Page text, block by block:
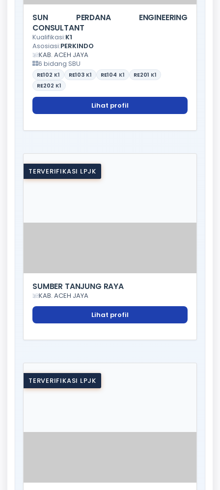
SUN PERDANA ENGINEERING
CONSULTANT
Kualifikasi:K1
Asosiasi:PERKINDO
KAB. ACEH JAYA
6 bidang SBU
RE102 K1 RE103 K1 RE104 K1 RE201 K1
RE202 K1
Lihat profil
TERVERIFIKASI LPJK
SUMBER TANJUNG RAYA
KAB. ACEH JAYA
Lihat profil
TERVERIFIKASI LPJK